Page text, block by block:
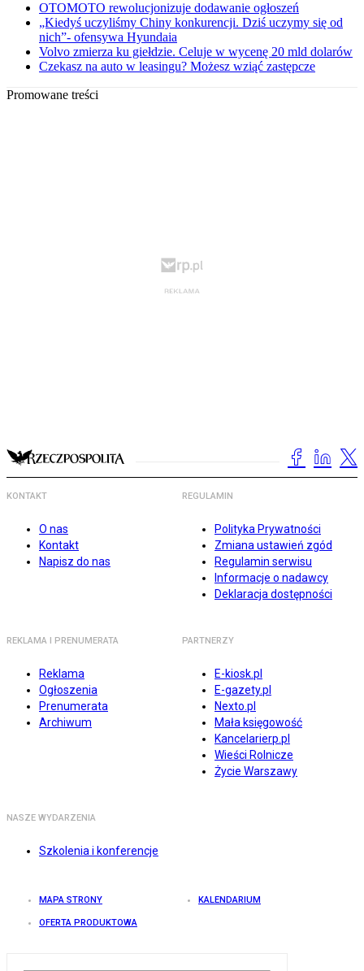
OTOMOTO rewolucjonizuje dodawanie ogłoszeń
„Kiedyś uczyliśmy Chiny konkurencji. Dziś uczymy się od
nich”- ofensywa Hyundaia
Volvo zmierza ku giełdzie. Celuje w wycenę 20 mld dolarów
Czekasz na auto w leasingu? Możesz wziąć zastępcze
Promowane treści
KONTAKT
O nas
Kontakt
Napisz do nas
REGULAMIN
Polityka Prywatności
Zmiana ustawień zgód
Regulamin serwisu
Informacje o nadawcy
Deklaracja dostępności
REKLAMA I PRENUMERATA
Reklama
Ogłoszenia
Prenumerata
Archiwum
PARTNERZY
E-kiosk.pl
E-gazety.pl
Nexto.pl
Mała księgowość
Kancelarierp.pl
Wieści Rolnicze
Życie Warszawy
NASZE WYDARZENIA
Szkolenia i konferencje
MAPA STRONY KALENDARIUM
OFERTA PRODUKTOWA